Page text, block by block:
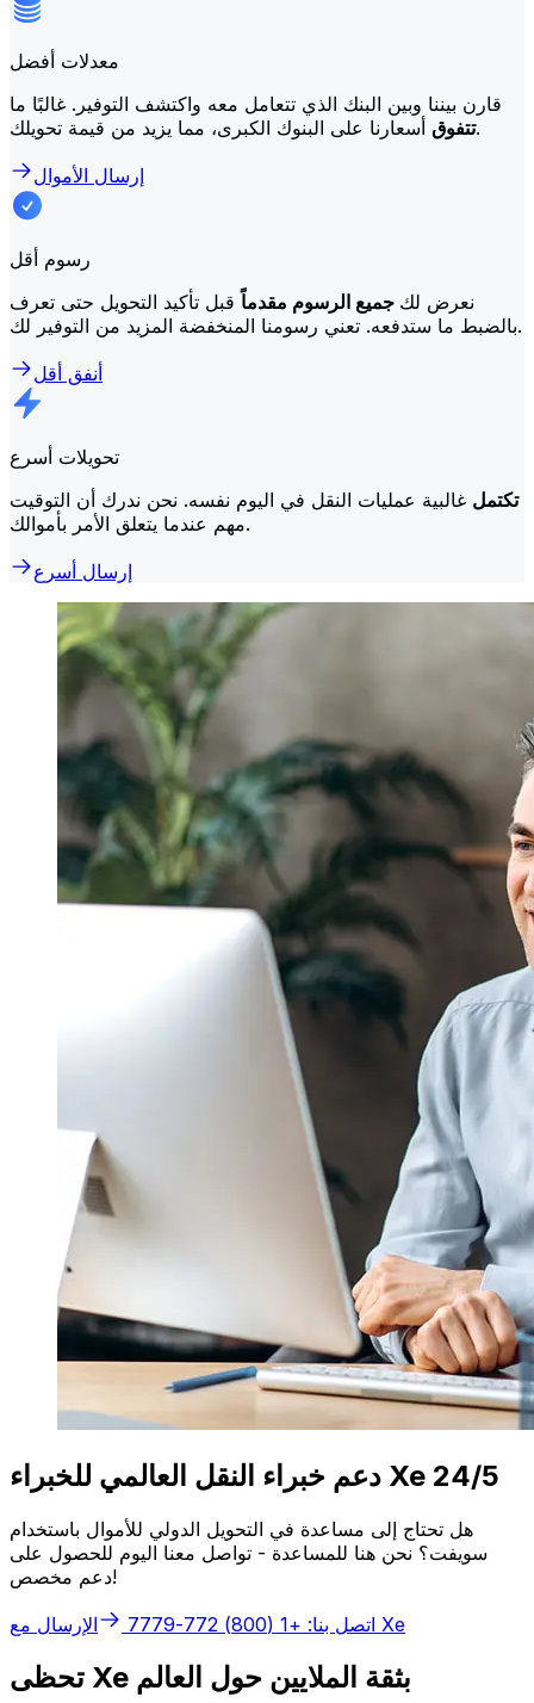
معدلات أفضل
قارن بيننا وبين البنك الذي تتعامل معه واكتشف التوفير. غالبًا ما
تتفوقأسعارنا على البنوك الكبرى، مما يزيد من قيمة تحويلك.
إرسال الأموال
رسوم أقل
نعرض لك جميع الرسوم مقدماًقبل تأكيد التحويل حتى تعرف
بالضبط ما ستدفعه. تعني رسومنا المنخفضة المزيد من التوفير لك.
أنفق أقل
تحويلات أسرع
تكتمل غالبية عمليات النقل في اليوم نفسه. نحن ندرك أن التوقيت
مهم عندما يتعلق الأمر بأموالك.
إرسال أسرع
دعم خبراء النقل العالمي للخبراء Xe 24/5
هل تحتاج إلى مساعدة في التحويل الدولي للأموال باستخدام
سويفت؟ نحن هنا للمساعدة - تواصل معنا اليوم للحصول على
دعم مخصص!
اتصل بنا: +1 (800) 772-7779 الإرسال مع Xe
تحظى Xe بثقة الملايين حول العالم